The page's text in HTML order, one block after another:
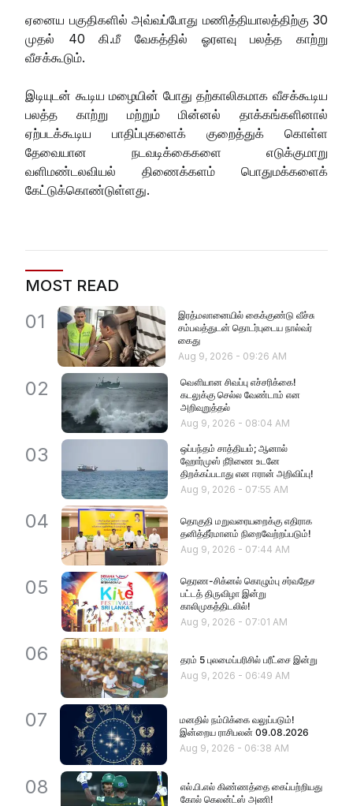
ஏனைய பகுதிகளில் அவ்வப்போது மணித்தியாலத்திற்கு 30
முதல் 40 கி.மீ வேகத்தில் ஓரளவு பலத்த காற்று
வீசக்கூடும்.
இடியுடன் கூடிய மழையின் போது தற்காலிகமாக வீசக்கூடிய
பலத்த காற்று மற்றும் மின்னல் தாக்கங்களினால்
ஏற்படக்கூடிய பாதிப்புகளைக் குறைத்துக் கொள்ள
தேவையான நடவடிக்கைகளை எடுக்குமாறு
வளிமண்டலவியல் திணைக்களம் பொதுமக்களைக்
கேட்டுக்கொண்டுள்ளது.
MOST READ
01
இரத்மலானையில் கைக்குண்டு வீச்சு
சம்பவத்துடன் தொடர்புடைய நால்வர்
கைது
Aug 9, 2026 - 09:26 AM
02
வௌியான சிவப்பு எச்சரிக்கை!
கடலுக்கு செல்ல வேண்டாம் என
அறிவுறுத்தல்
Aug 9, 2026 - 08:04 AM
03
ஒப்பந்தம் சாத்தியம்; ஆனால்
ஹோர்முஸ் நீரிணை உடனே
திறக்கப்படாது என ஈரான் அறிவிப்பு!
Aug 9, 2026 - 07:55 AM
04
தொகுதி மறுவரையறைக்கு எதிராக
தனித்தீர்மானம் நிறைவேற்றப்படும்!
Aug 9, 2026 - 07:44 AM
05
தெரண-சிக்னல் கொழும்பு சர்வதேச
பட்டத் திருவிழா இன்று
காலிமுகத்திடலில்!
Aug 9, 2026 - 07:01 AM
06
தரம் 5 புலமைப்பரிசில் பரீட்சை இன்று
Aug 9, 2026 - 06:49 AM
07
மனதில் நம்பிக்கை வலுப்படும்!
இன்றைய ராசிபலன் 09.08.2026
Aug 9, 2026 - 06:38 AM
08
எல்.பி.எல் கிண்ணத்தை கைப்பற்றியது
கோல் கெலன்ட்ஸ் அணி!